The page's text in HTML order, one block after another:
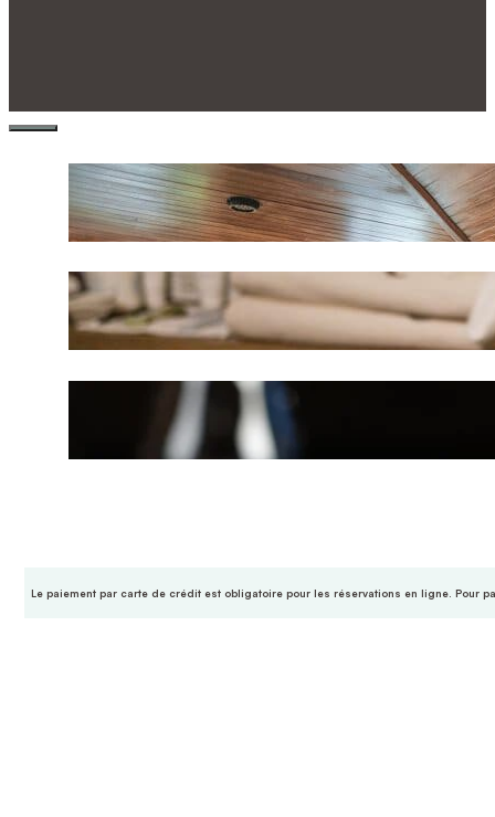
Le paiement par carte de crédit est obligatoire pour les réservations en ligne. Pour